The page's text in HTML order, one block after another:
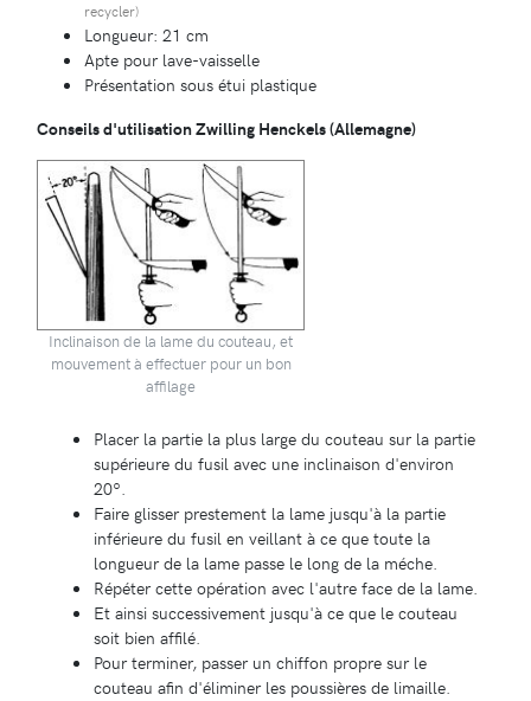
recycler)
Longueur: 21 cm
Apte pour lave-vaisselle
Présentation sous étui plastique
Conseils d'utilisation Zwilling Henckels (Allemagne)
Inclinaison de la lame du couteau, et
mouvement à effectuer pour un bon
affilage
Placer la partie la plus large du couteau sur la partie
supérieure du fusil avec une inclinaison d'environ
20º.
Faire glisser prestement la lame jusqu'à la partie
inférieure du fusil en veillant à ce que toute la
longueur de la lame passe le long de la méche.
Répéter cette opération avec l'autre face de la lame.
Et ainsi successivement jusqu'à ce que le couteau
soit bien affilé.
Pour terminer, passer un chiffon propre sur le
couteau afin d'éliminer les poussières de limaille.